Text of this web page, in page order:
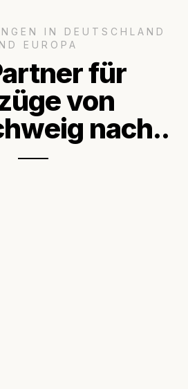
IN DEUTSCHLAND
EUROPA
für
von
nach..